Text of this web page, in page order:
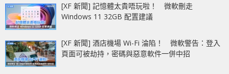
[XF 新聞] 記憶體太貴唔玩啦！ 微軟刪走
Windows 11 32GB 配置建議
[XF 新聞] 酒店機場 Wi-Fi 淪陷！ 微軟警告：登入
頁面可被劫持，密碼與惡意軟件一併中招